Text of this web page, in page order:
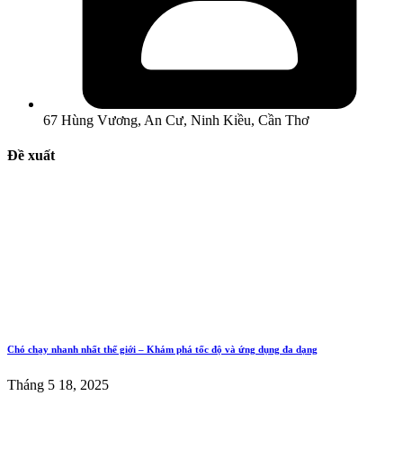
67 Hùng Vương, An Cư, Ninh Kiều, Cần Thơ
Đề xuất
Chó chạy nhanh nhất thế giới – Khám phá tốc độ và ứng dụng đa dạng
Tháng 5 18, 2025